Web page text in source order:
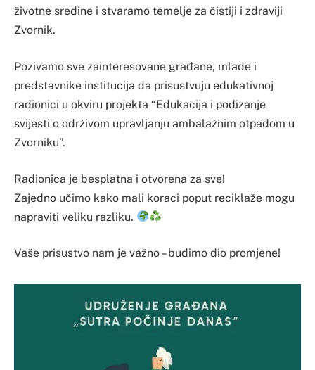
životne sredine i stvaramo temelje za čistiji i zdraviji
Zvornik.
Pozivamo sve zainteresovane građane, mlade i
predstavnike institucija da prisustvuju edukativnoj
radionici u okviru projekta “Edukacija i podizanje
svijesti o održivom upravljanju ambalažnim otpadom u
Zvorniku”.
Radionica je besplatna i otvorena za sve!
Zajedno učimo kako mali koraci poput reciklaže mogu
napraviti veliku razliku.
Vaše prisustvo nam je važno – budimo dio promjene!